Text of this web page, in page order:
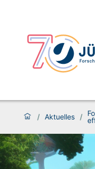
/ Aktuelles /